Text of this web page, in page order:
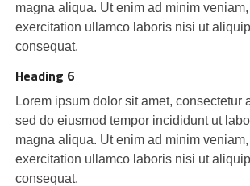
magna aliqua. Ut enim ad minim
exercitation ullamco laboris nisi ut
consequat.
Heading 6
Lorem ipsum dolor sit amet, consectetur
sed do eiusmod tempor incididunt ut
magna aliqua. Ut enim ad minim
exercitation ullamco laboris nisi ut
consequat.